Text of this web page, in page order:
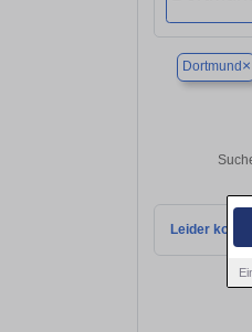
Dortmund ×
Leider